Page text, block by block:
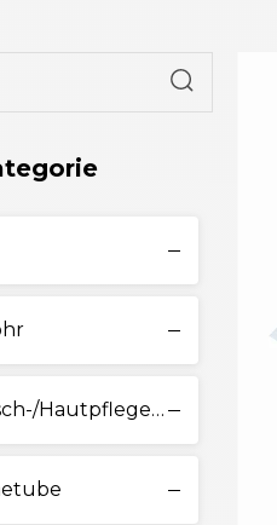
Gesichtswasch-/Hautpflegetube